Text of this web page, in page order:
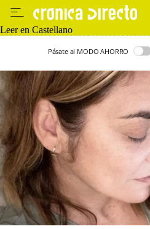
Leer en Castellano
Pásate al MODO AHORRO